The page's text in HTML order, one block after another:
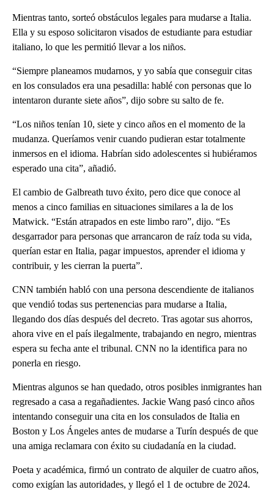
Mientras tanto, sorteó obstáculos legales para mudarse a Italia.
Ella y su esposo solicitaron visados de estudiante para estudiar
italiano, lo que les permitió llevar a los niños.
“Siempre planeamos mudarnos, y yo sabía que conseguir citas
en los consulados era una pesadilla: hablé con personas que lo
intentaron durante siete años”, dijo sobre su salto de fe.
“Los niños tenían 10, siete y cinco años en el momento de la
mudanza. Queríamos venir cuando pudieran estar totalmente
inmersos en el idioma. Habrían sido adolescentes si hubiéramos
esperado una cita”, añadió.
El cambio de Galbreath tuvo éxito, pero dice que conoce al
menos a cinco familias en situaciones similares a la de los
Matwick. “Están atrapados en este limbo raro”, dijo. “Es
desgarrador para personas que arrancaron de raíz toda su vida,
querían estar en Italia, pagar impuestos, aprender el idioma y
contribuir, y les cierran la puerta”.
CNN también habló con una persona descendiente de italianos
que vendió todas sus pertenencias para mudarse a Italia,
llegando dos días después del decreto. Tras agotar sus ahorros,
ahora vive en el país ilegalmente, trabajando en negro, mientras
espera su fecha ante el tribunal. CNN no la identifica para no
ponerla en riesgo.
Mientras algunos se han quedado, otros posibles inmigrantes han
regresado a casa a regañadientes. Jackie Wang pasó cinco años
intentando conseguir una cita en los consulados de Italia en
Boston y Los Ángeles antes de mudarse a Turín después de que
una amiga reclamara con éxito su ciudadanía en la ciudad.
Poeta y académica, firmó un contrato de alquiler de cuatro años,
como exigían las autoridades, y llegó el 1 de octubre de 2024.